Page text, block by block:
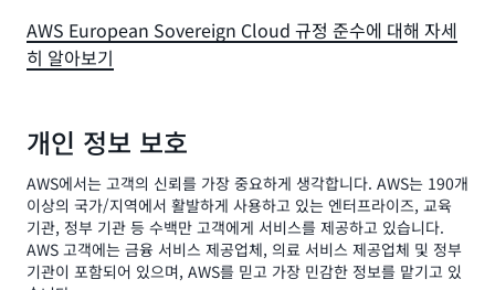
AWS European Sovereign Cloud 규정 준수에 대해 자세
히 알아보기
개인 정보 보호
AWS에서는 고객의 신뢰를 가장 중요하게 생각합니다. AWS는 190개
이상의 국가/지역에서 활발하게 사용하고 있는 엔터프라이즈, 교육
기관, 정부 기관 등 수백만 고객에게 서비스를 제공하고 있습니다.
AWS 고객에는 금융 서비스 제공업체, 의료 서비스 제공업체 및 정부
기관이 포함되어 있으며, AWS를 믿고 가장 민감한 정보를 맡기고 있